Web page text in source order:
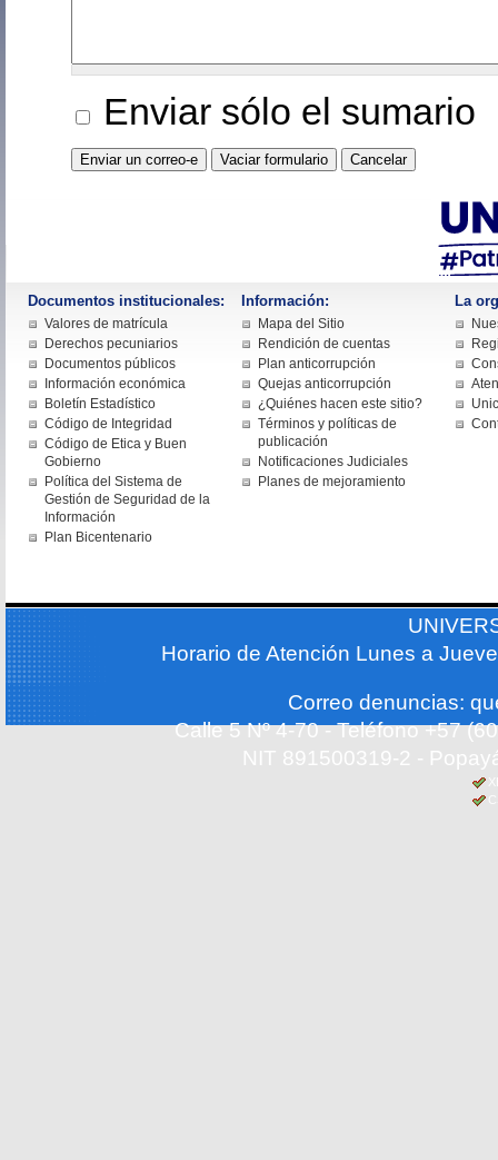
Enviar sólo el sumario
Documentos institucionales:
Valores de matrícula
Derechos pecuniarios
Documentos públicos
Información económica
Boletín Estadístico
Código de Integridad
Código de Etica y Buen
Gobierno
Política del Sistema de
Gestión de Seguridad de la
Información
Plan Bicentenario
Información:
Mapa del Sitio
Rendición de cuentas
Plan anticorrupción
Quejas anticorrupción
¿Quiénes hacen este sitio?
Términos y políticas de
publicación
Notificaciones Judiciales
Planes de mejoramiento
La
Horario de Atención Lunes a
Correo denuncias:
Calle 5 Nº 4-70 - Teléfono +57
NIT 891500319-2 -